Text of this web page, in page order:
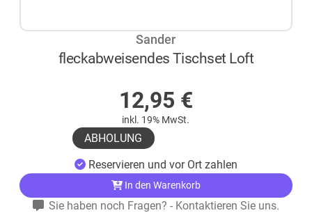
Sander
fleckabweisendes Tischset Loft
12,95 €
inkl. 19% MwSt.
ABHOLUNG
Reservieren und vor Ort zahlen
In den Warenkorb
Sie haben noch Fragen? - Kontaktieren Sie uns.